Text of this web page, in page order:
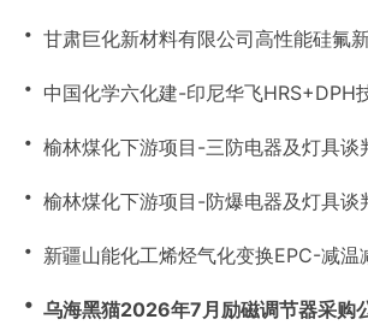
・ 甘肃巨化新材料有限公司高性能硅氟
・ 中国化学六化建-印尼华飞HRS+DPH
・ 榆林煤化下游项目-三防电器及灯具谈
・ 榆林煤化下游项目-防爆电器及灯具谈
・ 新疆山能化工烯烃气化变换EPC-减温
・ 乌海黑猫2026年7月励磁调节器采购